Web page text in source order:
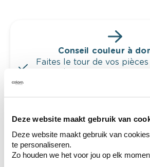
Deze website maakt gebruik van
Deze website maakt gebruik van
te personaliseren.
Zo houden we het voor jou op elk
Conseil couleur à
Faites le tour de vos
Obtenez un conseil
Obtenez un contrôle
murs.